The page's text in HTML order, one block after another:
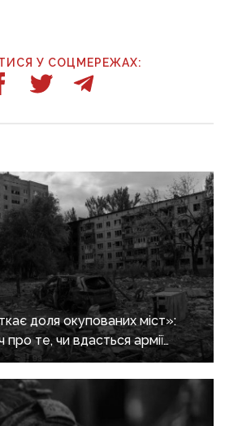
У СОЦМЕРЕЖАХ:
доля окупованих міст»:
про те, чи вдасться армії
агломерацію Донеччини до